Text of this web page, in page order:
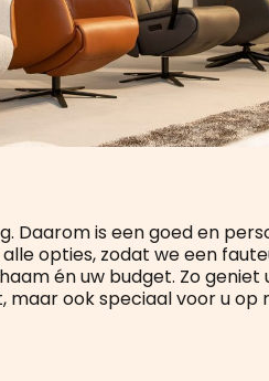
Daarom is een goed en
opties, zodat we een
én uw budget. Zo geniet
maar ook speciaal voor u op